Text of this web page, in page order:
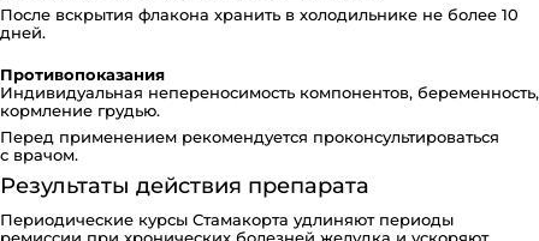
После вскрытия флакона хранить в холодильнике не более 10
дней.
Противопоказания
Индивидуальная непереносимость компонентов, беременность,
кормление грудью.
Перед применением рекомендуется проконсультироваться
с врачом.
Результаты действия препарата
Периодические курсы Стамакорта удлиняют периоды